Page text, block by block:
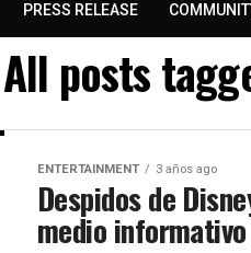
PRESS RELEASE
All posts
ENTERTAINMENT 3 años ago
Despidos de
medio informativo